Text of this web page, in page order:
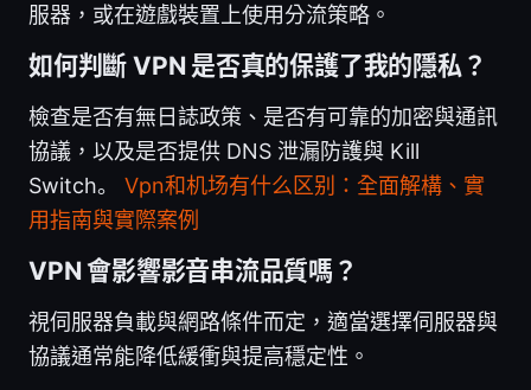
服器，或在遊戲裝置上使用分流策略。
如何判斷 VPN 是否真的保護了我的隱私？
檢查是否有無日誌政策、是否有可靠的加密與通訊
協議，以及是否提供 DNS 泄漏防護與 Kill
Switch。 Vpn和机场有什么区别：全面解構、實
用指南與實際案例
VPN 會影響影音串流品質嗎？
視伺服器負載與網路條件而定，適當選擇伺服器與
協議通常能降低緩衝與提高穩定性。